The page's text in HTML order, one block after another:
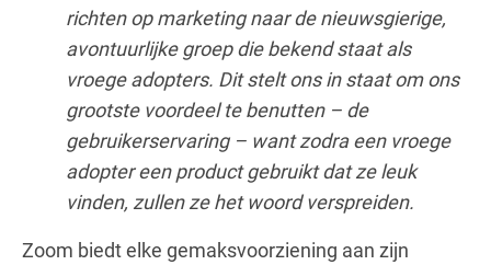
richten op marketing naar de nieuwsgierige,
avontuurlijke groep die bekend staat als
vroege adopters. Dit stelt ons in staat om ons
grootste voordeel te benutten – de
gebruikerservaring – want zodra een vroege
adopter een product gebruikt dat ze leuk
vinden, zullen ze het woord verspreiden.
Zoom biedt elke gemaksvoorziening aan zijn